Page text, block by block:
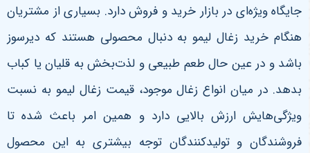
جایگاه ویژه‌ای در بازار خرید و فروش دارد. بسیاری از مشتریان
هنگام خرید زغال لیمو به دنبال محصولی هستند که دیرسوز
باشد و در عین حال طعم طبیعی و لذت‌بخش به قلیان یا کباب
بدهد. در میان انواع زغال موجود، قیمت زغال لیمو به نسبت
ویژگی‌هایش ارزش بالایی دارد و همین امر باعث شده تا
فروشندگان و تولیدکنندگان توجه بیشتری به این محصول